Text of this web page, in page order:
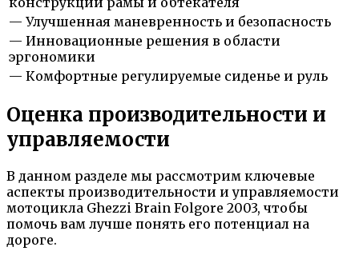
— Улучшенная маневренность и безопасность
— Инновационные решения в области
эргономики
— Комфортные регулируемые сиденье и руль
Оценка производительности и
управляемости
В данном разделе мы рассмотрим ключевые
аспекты производительности и управляемости
мотоцикла Ghezzi Brain Folgore 2003, чтобы
помочь вам лучше понять его потенциал на
дороге.